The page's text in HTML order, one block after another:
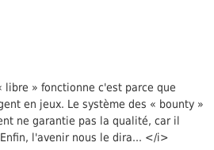
libre » fonctionne c'est parce que
en jeux. Le système des « bounty »
ne garantie pas la qualité, car il
l'avenir nous le dira... </i>